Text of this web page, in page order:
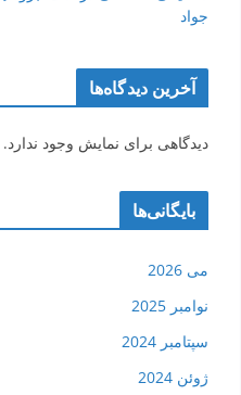
جواد
آخرین دیدگاه‌ها
دیدگاهی برای نمایش وجود ندارد.
بایگانی‌ها
می 2026
نوامبر 2025
سپتامبر 2024
ژوئن 2024